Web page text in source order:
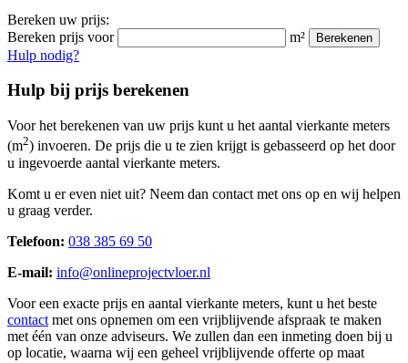
Bereken uw prijs:
Bereken prijs voor
m² Berekenen
Hulp nodig?
Hulp bij prijs berekenen
Voor het berekenen van uw prijs kunt u het aantal vierkante meters
(m2) invoeren. De prijs die u te zien krijgt is gebasseerd op het door
u ingevoerde aantal vierkante meters.
Komt u er even niet uit? Neem dan contact met ons op en wij helpen
u graag verder.
Telefoon: 038 385 69 50
E-mail: info@onlineprojectvloer.nl
Voor een exacte prijs en aantal vierkante meters, kunt u het beste
contact met ons opnemen om een vrijblijvende afspraak te maken
met één van onze adviseurs. We zullen dan een inmeting doen bij u
op locatie, waarna wij een geheel vrijblijvende offerte op maat